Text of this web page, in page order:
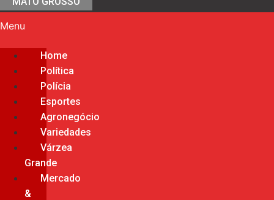
Menu
Home
Política
Polícia
Esportes
Agronegócio
Variedades
Várzea
Grande
Mercado
&